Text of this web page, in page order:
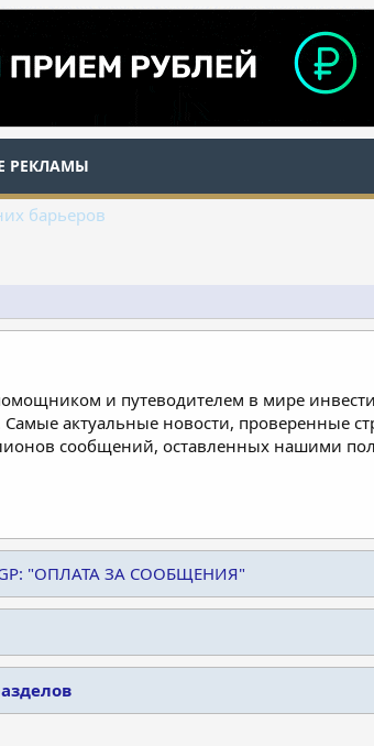
РЕКЛАМЫ
и путеводителем в мире
актуальные новости, проверенные
сообщений, оставленных нашими
"ОПЛАТА ЗА СООБЩЕНИЯ"